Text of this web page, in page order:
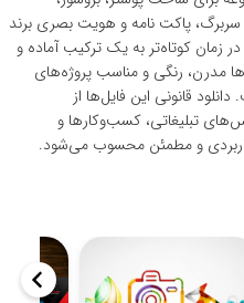
سربرگ، پاکت نامه و هویت بصری برند
زمان کوتاه‌تر به یک ترکیب آماده و
مدرن، رنگی و مناسب پروژه‌های
قانونی این فایل‌ها از
تبلیغاتی، کسب‌وکارها و
و مطمئن محسوب می‌شود.